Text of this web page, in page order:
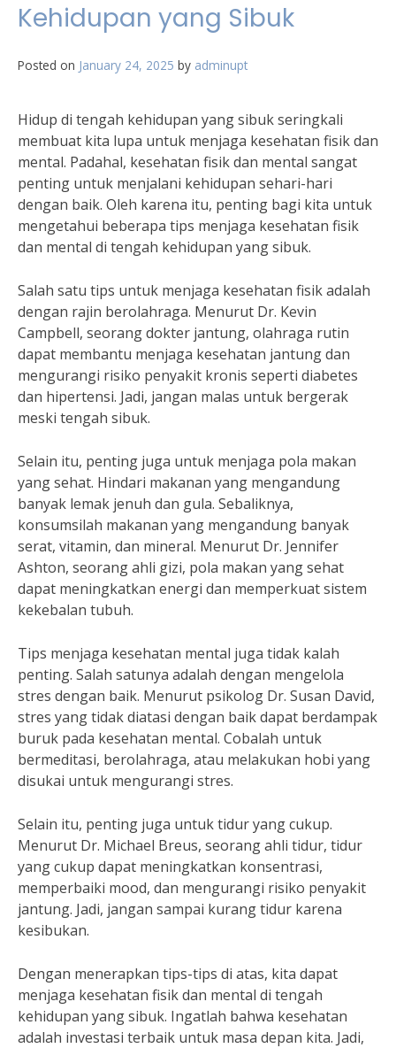
Kehidupan yang Sibuk
Posted on January 24, 2025 by adminupt
Hidup di tengah kehidupan yang sibuk seringkali
membuat kita lupa untuk menjaga kesehatan fisik dan
mental. Padahal, kesehatan fisik dan mental sangat
penting untuk menjalani kehidupan sehari-hari
dengan baik. Oleh karena itu, penting bagi kita untuk
mengetahui beberapa tips menjaga kesehatan fisik
dan mental di tengah kehidupan yang sibuk.
Salah satu tips untuk menjaga kesehatan fisik adalah
dengan rajin berolahraga. Menurut Dr. Kevin
Campbell, seorang dokter jantung, olahraga rutin
dapat membantu menjaga kesehatan jantung dan
mengurangi risiko penyakit kronis seperti diabetes
dan hipertensi. Jadi, jangan malas untuk bergerak
meski tengah sibuk.
Selain itu, penting juga untuk menjaga pola makan
yang sehat. Hindari makanan yang mengandung
banyak lemak jenuh dan gula. Sebaliknya,
konsumsilah makanan yang mengandung banyak
serat, vitamin, dan mineral. Menurut Dr. Jennifer
Ashton, seorang ahli gizi, pola makan yang sehat
dapat meningkatkan energi dan memperkuat sistem
kekebalan tubuh.
Tips menjaga kesehatan mental juga tidak kalah
penting. Salah satunya adalah dengan mengelola
stres dengan baik. Menurut psikolog Dr. Susan David,
stres yang tidak diatasi dengan baik dapat berdampak
buruk pada kesehatan mental. Cobalah untuk
bermeditasi, berolahraga, atau melakukan hobi yang
disukai untuk mengurangi stres.
Selain itu, penting juga untuk tidur yang cukup.
Menurut Dr. Michael Breus, seorang ahli tidur, tidur
yang cukup dapat meningkatkan konsentrasi,
memperbaiki mood, dan mengurangi risiko penyakit
jantung. Jadi, jangan sampai kurang tidur karena
kesibukan.
Dengan menerapkan tips-tips di atas, kita dapat
menjaga kesehatan fisik dan mental di tengah
kehidupan yang sibuk. Ingatlah bahwa kesehatan
adalah investasi terbaik untuk masa depan kita. Jadi,